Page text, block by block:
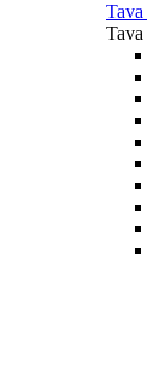
Tava
Tava